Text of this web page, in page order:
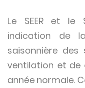
Le SEER et le
indication de
saisonnière
ventilation et de
année normale.